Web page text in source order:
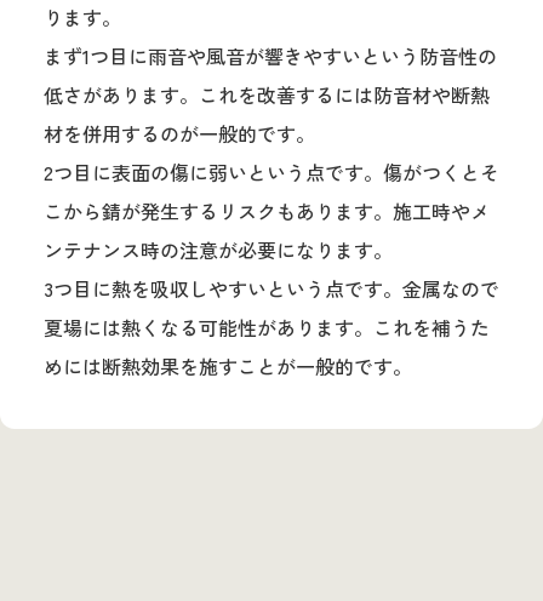
ります。
まず1つ目に雨音や風音が響きやすいという防音性の
低さがあります。これを改善するには防音材や断熱
材を併用するのが一般的です。
2つ目に表面の傷に弱いという点です。傷がつくとそ
こから錆が発生するリスクもあります。施工時やメ
ンテナンス時の注意が必要になります。
3つ目に熱を吸収しやすいという点です。金属なので
夏場には熱くなる可能性があります。これを補うた
めには断熱効果を施すことが一般的です。